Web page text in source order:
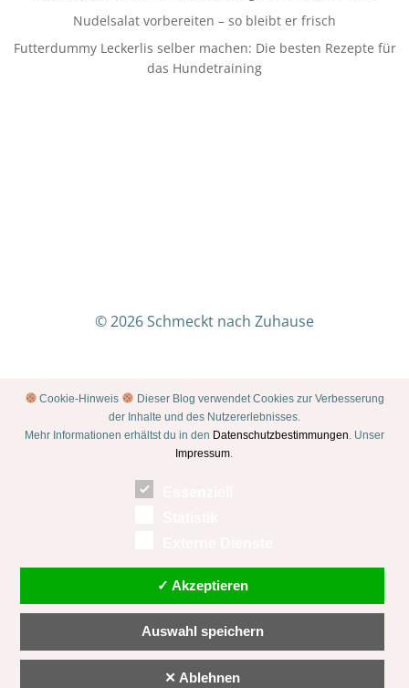
Nudelsalat vorbereiten – so bleibt er frisch
Futterdummy Leckerlis selber machen: Die besten Rezepte für
das Hundetraining
© 2026 Schmeckt nach Zuhause
Cookie-Hinweis
Dieser Blog verwendet Cookies zur Verbesserung
der Inhalte und des Nutzererlebnisses.
Mehr Informationen erhältst du in den Datenschutzbestimmungen. Unser
Impressum.
✓ Akzeptieren
Auswahl speichern
✕ Ablehnen